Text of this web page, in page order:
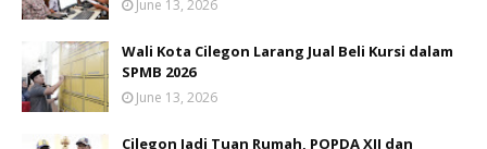
June 13, 2026
Wali Kota Cilegon Larang Jual Beli Kursi dalam
SPMB 2026
June 13, 2026
Cilegon Jadi Tuan Rumah, POPDA XII dan